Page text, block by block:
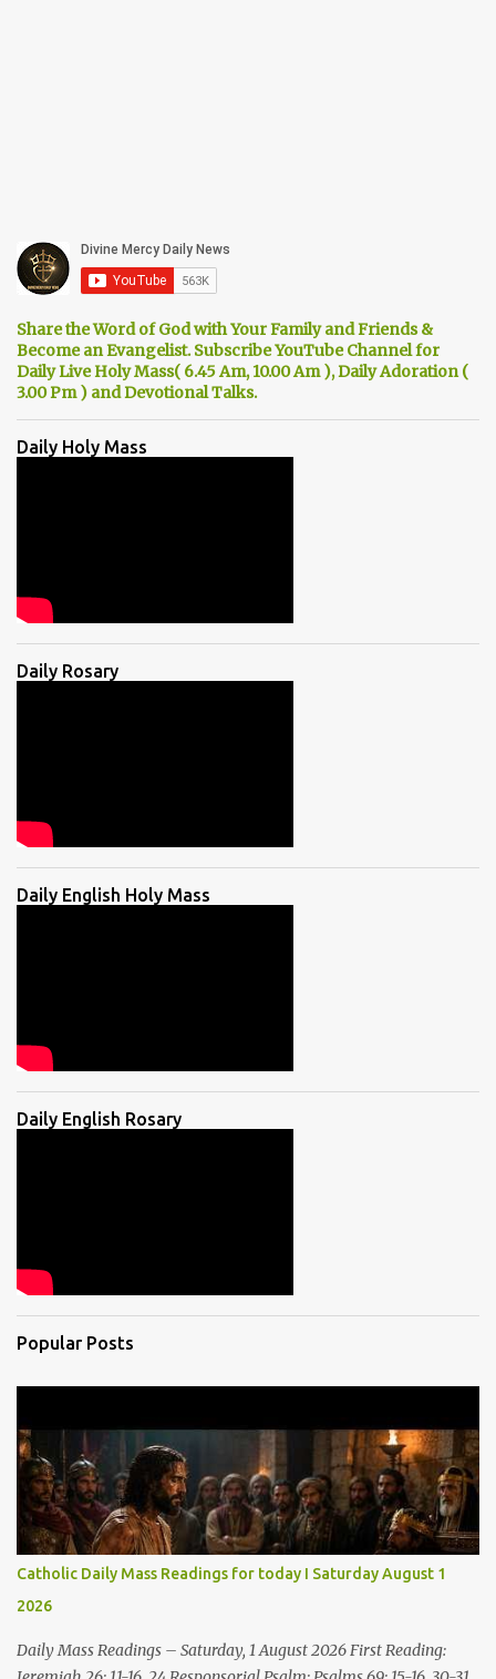
Share the Word of God with Your Family and Friends &
Become an Evangelist. Subscribe YouTube Channel for
Daily Live Holy Mass( 6.45 Am, 10.00 Am ), Daily Adoration (
3.00 Pm ) and Devotional Talks.
Daily Holy Mass
Daily Rosary
Daily English Holy Mass
Daily English Rosary
Popular Posts
Catholic Daily Mass Readings for today I Saturday August 1
2026
Daily Mass Readings – Saturday, 1 August 2026 First Reading: